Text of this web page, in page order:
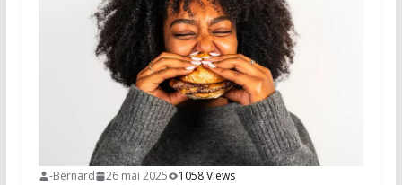
-Bernard 26 mai 2025
1058 Views